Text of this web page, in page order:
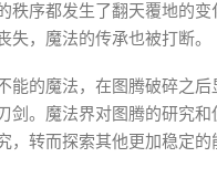
秩序都发生了翻天覆地的
，魔法的传承也被打断。
能的魔法，在图腾破碎之
剑。魔法界对图腾的研究
转而探索其他更加稳定的